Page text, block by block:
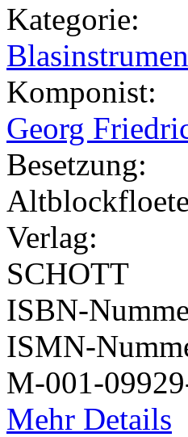
Kategorie:
Komponist:
Georg
Besetzung:
Verlag:
SCHOTT
ISBN-
ISMN-
M-001-
Mehr Details